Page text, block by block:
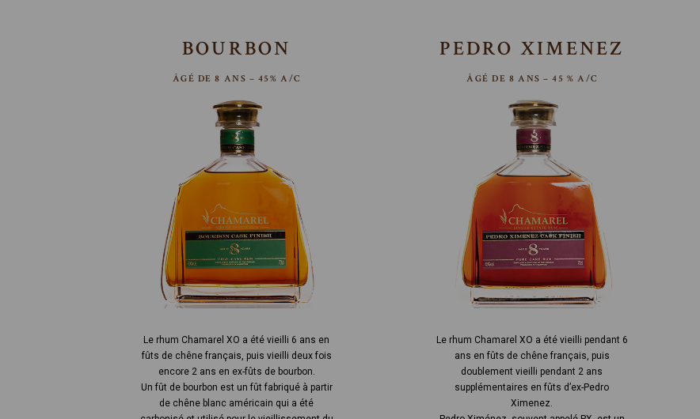
BOURBON
ÂGÉ DE 8 ANS – 45% A/C
Le rhum Chamarel XO a été vieilli 6 ans en
fûts de chêne français, puis vieilli deux fois
encore 2 ans en ex-fûts de bourbon.
Un fût de bourbon est un fût fabriqué à partir
de chêne blanc américain qui a été
PEDRO XIMENEZ
ÂGÉ DE 8 ANS – 45 % A/C
Le rhum Chamarel XO a été vieilli pendant 6
ans en fûts de chêne français, puis
doublement vieilli pendant 2 ans
supplémentaires en fûts d’ex-Pedro
Ximenez.